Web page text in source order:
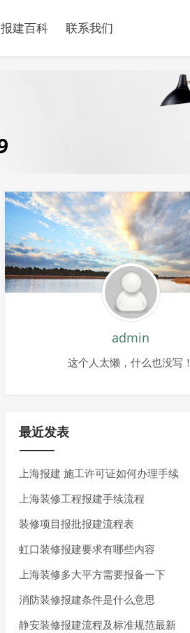
报建百科 联系我们
admin
这个人太懒，什么也没写！
最近发表
上海报建 施工许可证如何办理手续
上海装修工程报建手续流程
装修项目报批报建流程表
虹口装修报建要求有哪些内容
上海装修多大平方需要报备一下
消防装修报建条件是什么意思
静安装修报建流程及标准规范最新